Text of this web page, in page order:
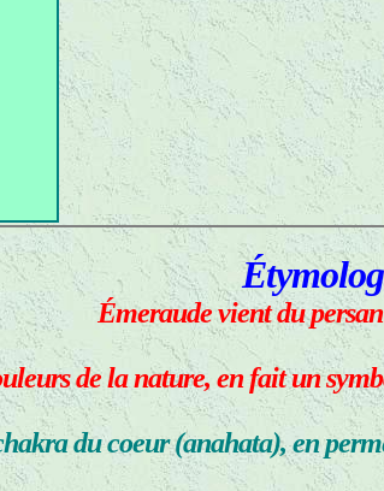
Émeraude vient du
de la nature, en fait un
du coeur (anahata), en